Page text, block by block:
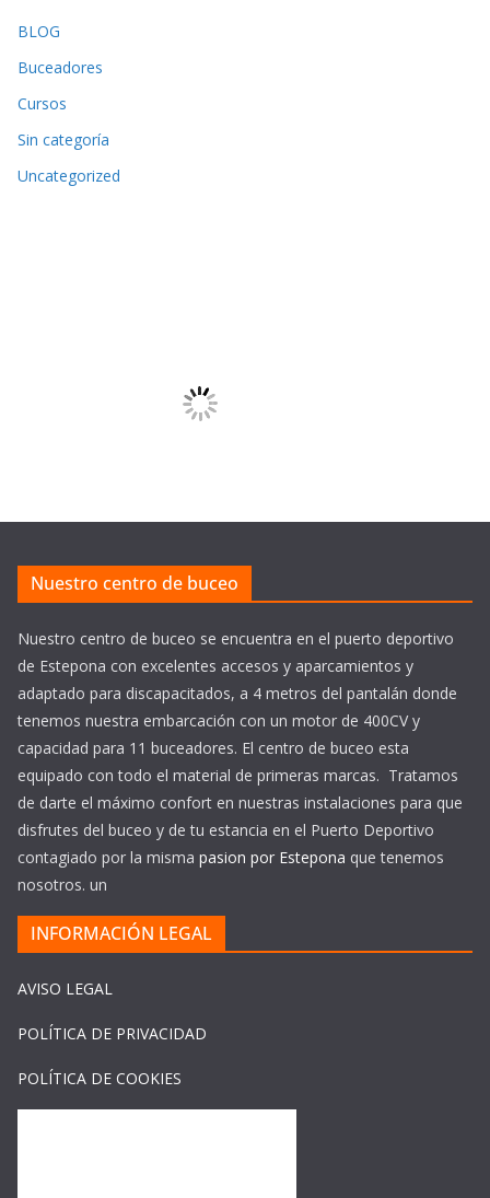
BLOG
Buceadores
Cursos
Sin categoría
Uncategorized
Nuestro centro de buceo
Nuestro centro de buceo se encuentra en el puerto deportivo
de Estepona con excelentes accesos y aparcamientos y
adaptado para discapacitados, a 4 metros del pantalán donde
tenemos nuestra embarcación con un motor de 400CV y
capacidad para 11 buceadores. El centro de buceo esta
equipado con todo el material de primeras marcas. Tratamos
de darte el máximo confort en nuestras instalaciones para que
disfrutes del buceo y de tu estancia en el Puerto Deportivo
contagiado por la misma pasion por Estepona que tenemos
nosotros. un
INFORMACIÓN LEGAL
AVISO LEGAL
POLÍTICA DE PRIVACIDAD
POLÍTICA DE COOKIES